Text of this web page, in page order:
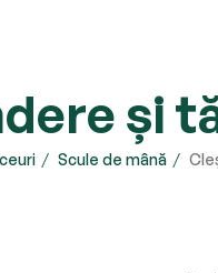
și
Scule de mână